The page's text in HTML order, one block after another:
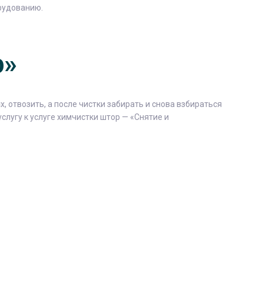
а после чистки забирать и снова взбираться
к услуге химчистки штор — «Снятие и